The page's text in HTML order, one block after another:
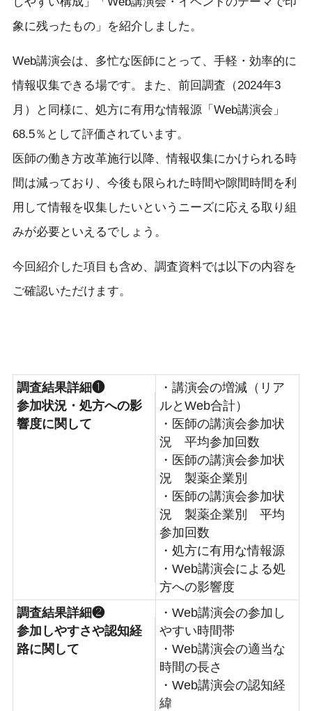
象に残ったもの」を紹介しました。
Web講演会は、多忙な医師にとって、手軽・効率的に
情報収集できる場です。また、前回調査（2024年3
月）と同様に、処方に有用な情報源「Web講演会」
68.5％として評価されています。
医師の働き方改革施行以降、情報収集にかけられる時
間は減っており、今後も限られた時間や隙間時間を利
用して情報を収集したいというニーズに応える取り組
みが必要といえるでしょう。
今回紹介した項目も含め、調査資料では以下の内容を
ご確認いただけます。
調査結果詳細❶
参加状況・処方への影
響度に関して
・講演会の増減（リア
ルとWeb合計）
・医師の講演会参加状
況 平均参加回数
・医師の講演会参加状
況 製薬企業別
・医師の講演会参加状
況 製薬企業別 平均
参加回数
・処方に有用な情報源
・Web講演会による処
方への影響度
調査結果詳細❷
参加しやすさや認知経
路に関して
・Web講演会の参加し
やすい時間帯
・Web講演会の適当な
時間の長さ
・Web講演会の認知経
緯